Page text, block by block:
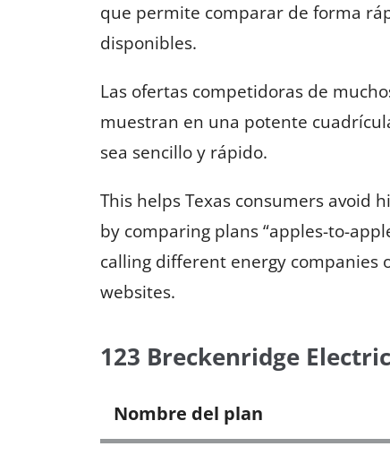
que permite comparar de forma
disponibles.
Las ofertas competidoras de
muestran en una potente
sea sencillo y rápido.
This helps Texas consumers avoid
by comparing plans “apples-to-
calling different energy companies
websites.
123 Breckenridge
Nombre del plan